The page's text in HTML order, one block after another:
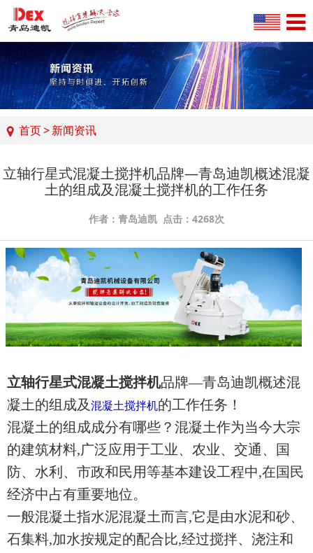
首页>新闻资讯
立轴行星式混凝土搅拌机品牌—青岛迪凯概述混凝
土的组成及混凝土搅拌机的工作任务
作者：青岛迪凯 点击：4268次
立轴行星式混凝土搅拌机品牌—青岛迪凯概述混
凝土的组成及 混凝土搅拌机的工作任务！
混凝土的组成成分有哪些？混凝土作为当今大宗
的建筑材料,广泛应用于工业、农业、交通、国
防、水利、市政和民用等基本建设工程中,在国民
经济中占有重要地位。
一般混凝土指水泥混凝土而言,它是由水泥和砂、
石集料,加水按规定的配合比,经过搅拌、浇注和